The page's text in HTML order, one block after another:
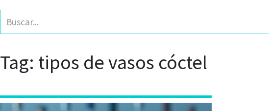
Tag: tipos de vasos cóctel